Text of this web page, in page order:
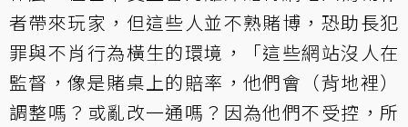
者帶來玩家，但這些人並不熟賭博，恐助長犯
罪與不肖行為橫生的環境，「這些網站沒人在
監督，像是賭桌上的賠率，他們會（背地裡）
調整嗎？或亂改一通嗎？因為他們不受控，所